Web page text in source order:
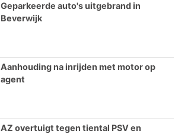
Geparkeerde auto's uitgebrand in
Beverwijk
Aanhouding na inrijden met motor op
agent
AZ overtuigt tegen tiental PSV en